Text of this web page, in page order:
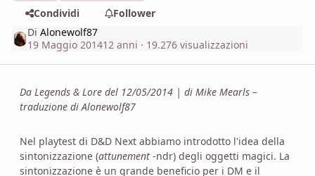
Condividi
Follower
DiAlonewolf87
19 Maggio 201412 anni · 19.276 visualizzazioni
Da Legends & Lore del 12/05/2014 | di Mike Mearls –
traduzione di Alonewolf87
Nel playtest di D&D Next abbiamo introdotto l'idea della
sintonizzazione (attunement -ndr) degli oggetti magici. La
sintonizzazione è un grande beneficio per i DM e il